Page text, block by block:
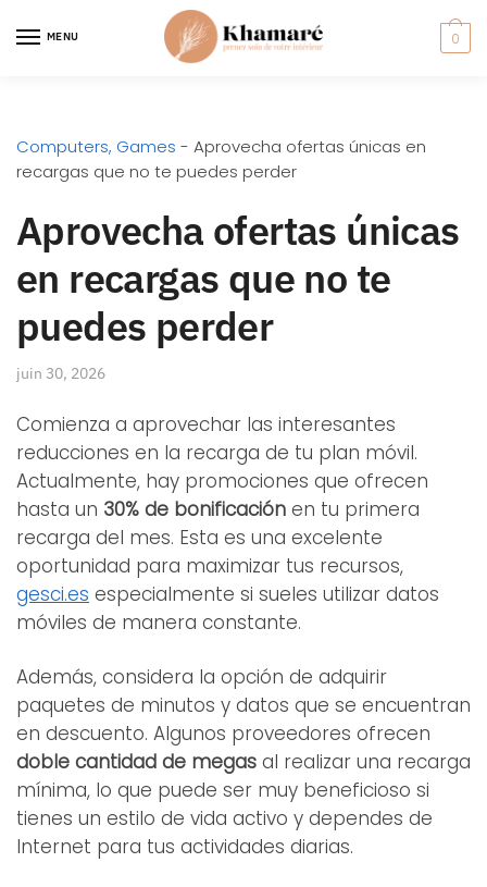
MENU 0
Computers, Games - Aprovecha ofertas únicas en
recargas que no te puedes perder
Aprovecha ofertas únicas
en recargas que no te
puedes perder
juin 30, 2026
Comienza a aprovechar las interesantes
reducciones en la recarga de tu plan móvil.
Actualmente, hay promociones que ofrecen
hasta un 30% de bonificación en tu primera
recarga del mes. Esta es una excelente
oportunidad para maximizar tus recursos,
gesci.es especialmente si sueles utilizar datos
móviles de manera constante.
Además, considera la opción de adquirir
paquetes de minutos y datos que se encuentran
en descuento. Algunos proveedores ofrecen
doble cantidad de megas al realizar una recarga
mínima, lo que puede ser muy beneficioso si
tienes un estilo de vida activo y dependes de
Internet para tus actividades diarias.